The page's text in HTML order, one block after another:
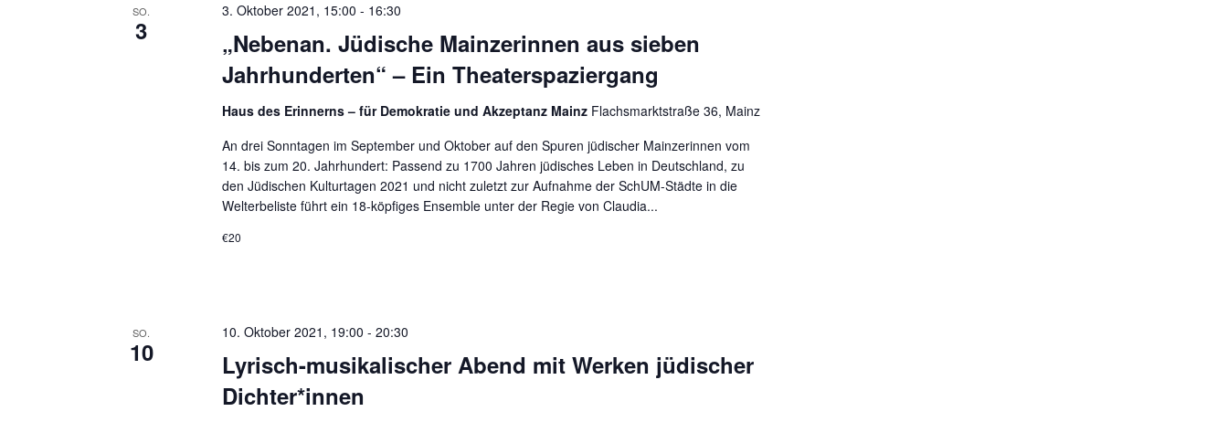
SO.
3
„Nebenan. Jüdische Mainzerinnen aus sieben
Jahrhunderten“ – Ein Theaterspaziergang
3. Oktober 2021, 15:00 - 16:30
Haus des Erinnerns – für Demokratie und Akzeptanz Mainz Flachsmarktstraße 36, Mainz
An drei Sonntagen im September und Oktober auf den Spuren jüdischer Mainzerinnen vom
14. bis zum 20. Jahrhundert: Passend zu 1700 Jahren jüdisches Leben in Deutschland, zu
den Jüdischen Kulturtagen 2021 und nicht zuletzt zur Aufnahme der SchUM-Städte in die
Welterbeliste führt ein 18-köpfiges Ensemble unter der Regie von Claudia...
€20
SO.
10
Lyrisch-musikalischer Abend mit Werken jüdischer
Dichter*innen
10. Oktober 2021, 19:00 -20:30